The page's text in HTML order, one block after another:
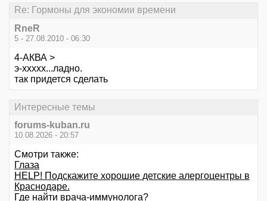
Re: Гормоны для экономии времени
RneR
5 - 27.08.2010 - 06:30
4-АКВА >
э-ххххх...ладно.
так придется сделать
Интересные темы
forums-kuban.ru
10.08.2026 - 20:57
Смотри также:
Глаза
HELP! Подскажите хорошие детские алергоцентры в
Краснодаре.
Где найти врача-иммунолога?